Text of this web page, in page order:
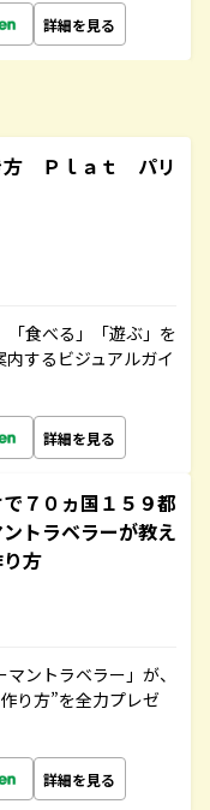
詳細を見る
方 Ｐｌａｔ パリ
食べる」「遊ぶ」を
するビジュアルガイ
詳細を見る
７０ヵ国１５９都
トラベラーが教え
方
ントラベラー」が、
り方”を全力プレゼ
詳細を見る